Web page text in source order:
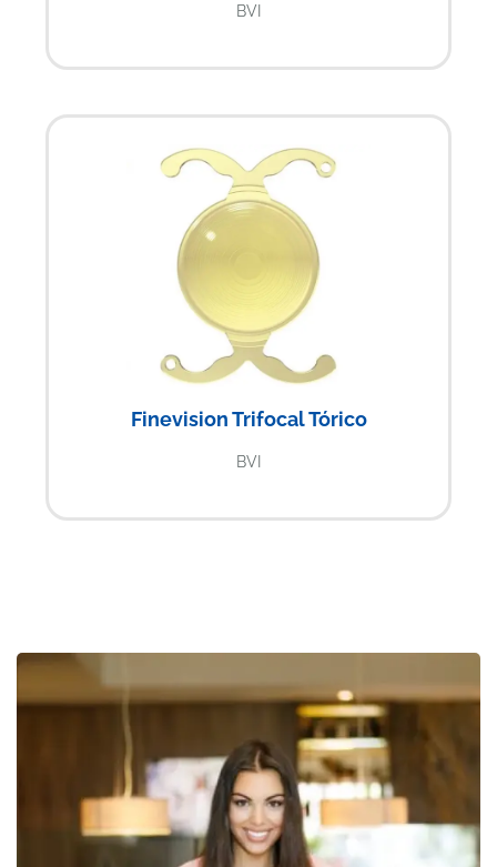
BVI
Finevision Trifocal Tórico
BVI